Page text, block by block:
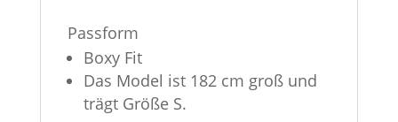
Passform
Boxy Fit
Das Model ist 182 cm groß und
trägt Größe S.